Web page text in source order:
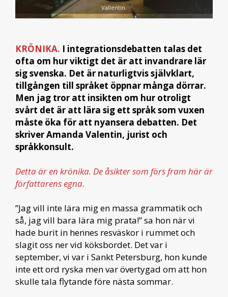
Vallentin.
KRÖNIKA. I integrationsdebatten talas det
ofta om hur viktigt det är att invandrare lär
sig svenska. Det är naturligtvis självklart,
tillgången till språket öppnar många dörrar.
Men jag tror att insikten om hur otroligt
svårt det är att lära sig ett språk som vuxen
måste öka för att nyansera debatten. Det
skriver Amanda Valentin, jurist och
språkkonsult.
Detta är en krönika. De åsikter som förs fram här är
författarens egna.
”Jag vill inte lära mig en massa grammatik och
så, jag vill bara lära mig prata!” sa hon när vi
hade burit in hennes resväskor i rummet och
slagit oss ner vid köksbordet. Det var i
september, vi var i Sankt Petersburg, hon kunde
inte ett ord ryska men var övertygad om att hon
skulle tala flytande före nästa sommar.